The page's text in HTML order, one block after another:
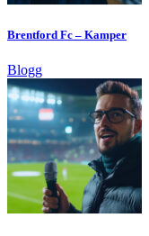
Brentford Fc – Kamper
Blogg